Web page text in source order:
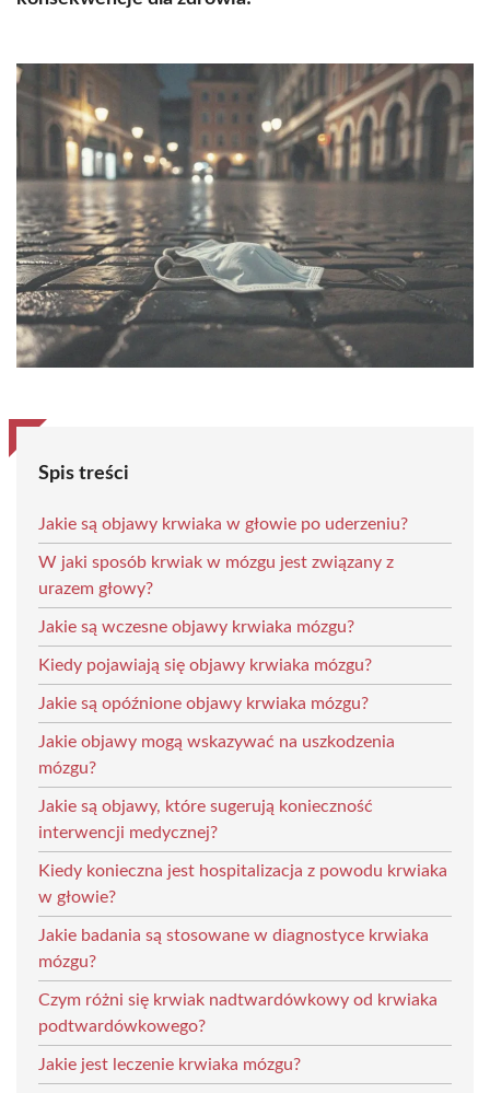
Spis treści
Jakie są objawy krwiaka w głowie po uderzeniu?
W jaki sposób krwiak w mózgu jest związany z
urazem głowy?
Jakie są wczesne objawy krwiaka mózgu?
Kiedy pojawiają się objawy krwiaka mózgu?
Jakie są opóźnione objawy krwiaka mózgu?
Jakie objawy mogą wskazywać na uszkodzenia
mózgu?
Jakie są objawy, które sugerują konieczność
interwencji medycznej?
Kiedy konieczna jest hospitalizacja z powodu krwiaka
w głowie?
Jakie badania są stosowane w diagnostyce krwiaka
mózgu?
Czym różni się krwiak nadtwardówkowy od krwiaka
podtwardówkowego?
Jakie jest leczenie krwiaka mózgu?